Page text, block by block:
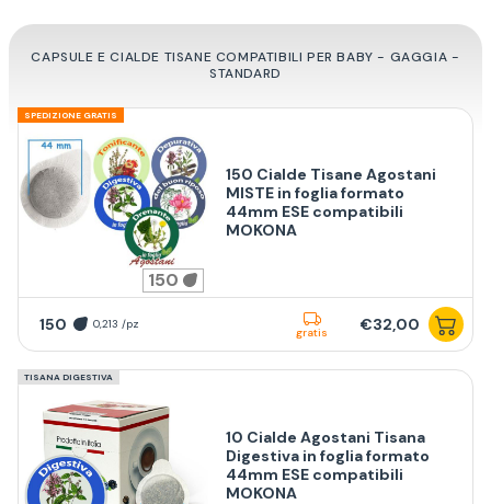
CAPSULE E CIALDE TISANE COMPATIBILI PER BABY - GAGGIA -
STANDARD
SPEDIZIONE GRATIS
150
150 Cialde Tisane Agostani
MISTE in foglia formato
44mm ESE compatibili
MOKONA
150 0,213 /pz
gratis €32,00
TISANA DIGESTIVA
10 Cialde Agostani Tisana
Digestiva in foglia formato
44mm ESE compatibili
MOKONA